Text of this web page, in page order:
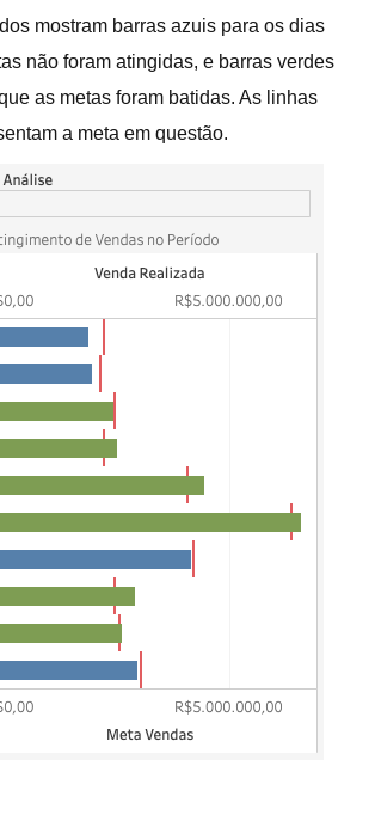
mostram barras azuis para os dias
não foram atingidas, e barras verdes
as metas foram batidas. As linhas
a meta em questão.